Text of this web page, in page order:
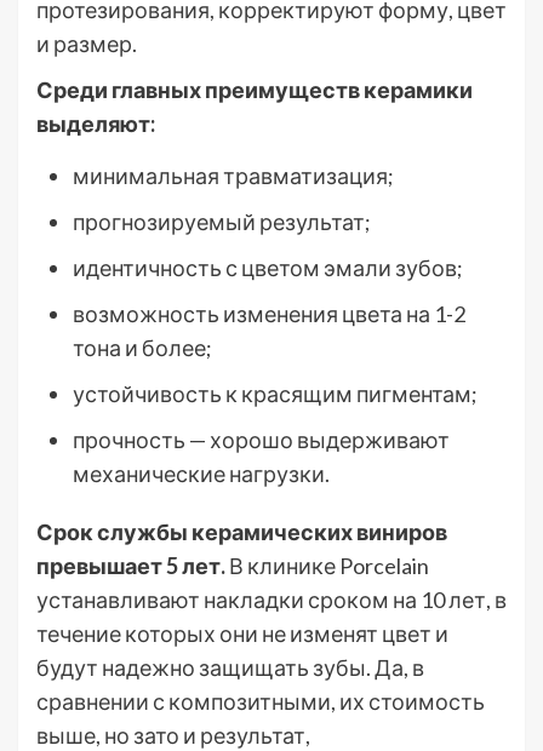
протезирования, корректируют форму, цвет
и размер.
Среди главных преимуществ керамики
выделяют:
минимальная травматизация;
прогнозируемый результат;
идентичность с цветом эмали зубов;
возможность изменения цвета на 1-2
тона и более;
устойчивость к красящим пигментам;
прочность — хорошо выдерживают
механические нагрузки.
Срок службы керамических виниров
превышает 5 лет.В клинике Porcelain
устанавливают накладки сроком на 10 лет, в
течение которых они не изменят цвет и
будут надежно защищать зубы. Да, в
сравнении с композитными, их стоимость
выше, но зато и результат,